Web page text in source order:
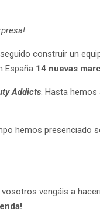
construir un
España 14 nuevas
Addicts. Hasta hemos
hemos presenciado
vengáis a